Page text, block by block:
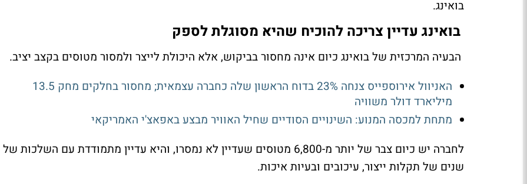
בואינג.
בואינג עדיין צריכה להוכיח שהיא מסוגלת לספק
הבעיה המרכזית של בואינג כיום אינה מחסור בביקוש, אלא היכולת לייצר ולמסור מטוסים בקצב יציב.
האניוול אירוספייס צנחה 23% בדוח הראשון שלה כחברה עצמאית; מחסור בחלקים מחק 13.5
מיליארד דולר משוויה
מתחת למכסה המנוע: השינויים הסודיים שחיל האוויר מבצע באפאצ'י האמריקאי
לחברה יש כיום צבר של יותר מ-6,800 מטוסים שעדיין לא נמסרו, והיא עדיין מתמודדת עם השלכות של
שנים של תקלות ייצור, עיכובים ובעיות איכות.